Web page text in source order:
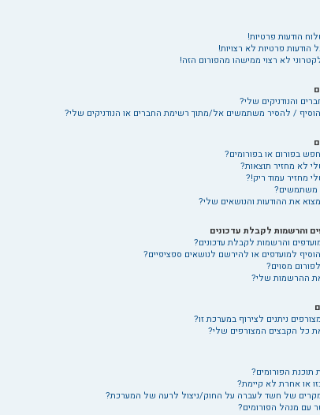
הודעות פרטיות!
הודעות פרטיות לא רצויות!
לא רצוי ממישהו מהפורום הזה!
והנודניקים שלי?
/ להסיר משתמשים אל/מתוך רשימת החברים או הנודניקים שלי?
בפורום או בפורומים?
לא מחזיר תוצאות?
מחזיר עמוד ריק!?
משתמשים?
את ההודעות והנושאים שלי?
והרשמות לקבלת עדכונים
והרשמות לקבלת עדכונים?
למועדפים או להירשם לנושאים ספציפיים?
מסוים?
את ההרשמות שלי?
ניתנים לצירוף במערכת זו?
כל הקבצים המצורפים שלי?
תוכנת הפורומים?
או אחרת לא קיימת?
של חשד לעברה על החוק/ניצול לרעה של המערכת?
עם מנהל הפורומים?